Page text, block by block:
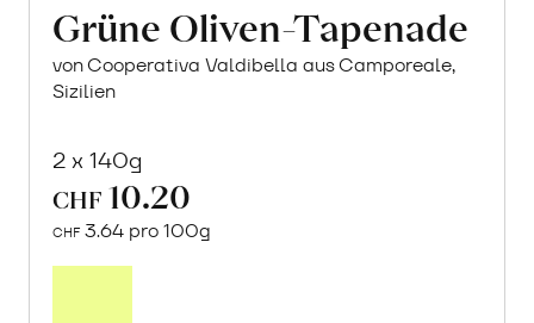
Grüne Oliven-Tapenade
von Cooperativa Valdibella aus Camporeale,
Sizilien
2 x 140g
CHF 10.20
CHF 3.64 pro 100g